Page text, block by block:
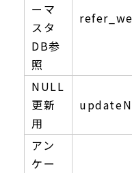
ーマ
スタ
DB参
照
NULL
更新
用
アン
ケー